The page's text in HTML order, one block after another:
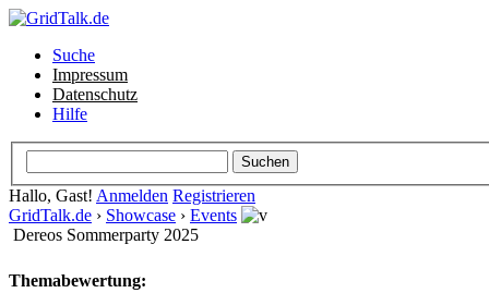
Suche
Impressum
Datenschutz
Hilfe
Hallo, Gast! Anmelden Registrieren
GridTalk.de › Showcase › Events
Dereos Sommerparty 2025
Themabewertung: